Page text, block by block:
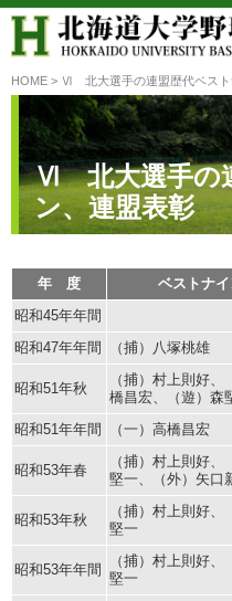
HOME > Ⅵ 北大選手の連盟歴代ベスト
Ⅵ 北大選手の
ン、連盟表彰
年 度 ベストナ
昭和45年年間
昭和47年年間
（捕）八塚桃雄
昭和51年秋
（捕）村上則好、
橋昌宏、（遊）森
昭和51年年間
（一）高橋昌宏
昭和53年春
（捕）村上則好、
堅一、（外）矢口
昭和53年秋
（捕）村上則好、
堅一
昭和53年年間
（捕）村上則好、
堅一